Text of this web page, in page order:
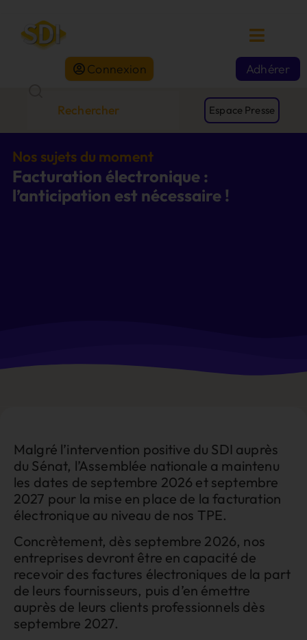
Connexion Adhérer
Espace Presse
Nos sujets du moment
Facturation électronique :
l’anticipation est nécessaire !
Malgré l’intervention positive du SDI auprès
du Sénat, l’Assemblée nationale a maintenu
les dates de septembre 2026 et septembre
2027 pour la mise en place de la facturation
électronique au niveau de nos TPE.
Concrètement, dès septembre 2026, nos
entreprises devront être en capacité de
recevoir des factures électroniques de la part
de leurs fournisseurs, puis d’en émettre
auprès de leurs clients professionnels dès
septembre 2027.